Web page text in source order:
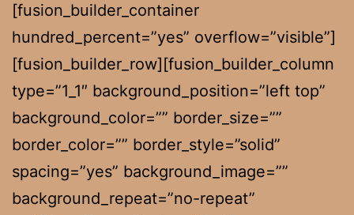
[fusion_builder_container
hundred_percent=”yes” overflow=”visible”]
[fusion_builder_row][fusion_builder_column
type=”1_1″ background_position=”left top”
background_color=”” border_size=””
border_color=”” border_style=”solid”
spacing=”yes” background_image=””
background_repeat=”no-repeat”